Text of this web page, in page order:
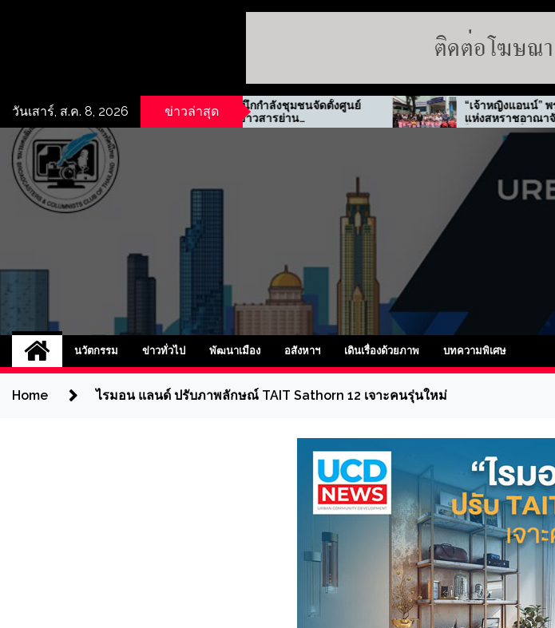
วันเสาร์, ส.ค. 8, 2026 ข่าวล่าสุด
ดินเชิง
ะปิ
รฟม. ผนึกกำลังชุมชนจัดตั้งศูนย์
ข้อมูลข่าวสารย่าน
ประชาสงเคราะห์
“เจ้าหญิงแอนน์” พระราชกุมารี
แห่งสหราชอาณาจักร เสด็จเยือน
ไทย-เกาหลีใต้
UCD
NEW
นวัตกรรม ข่าวทั่วไป พัฒนาเมือง อสังหาฯ เดินเรื่องด้วยภาพ บทความพิเศษ
Home ไรมอน แลนด์ ปรับภาพลักษณ์ TAIT Sathorn 12 เจาะคนรุ่นใหม่